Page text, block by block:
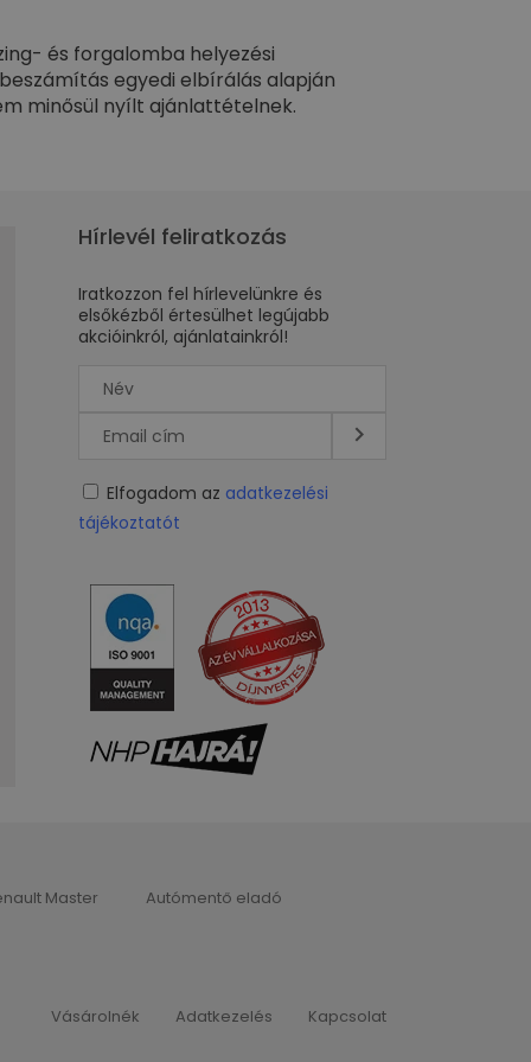
és forgalomba helyezési
egyedi elbírálás alapján
minősül nyílt ajánlattételnek.
Hírlevél feliratkozás
Iratkozzon fel hírlevelünkre és
elsőkézből értesülhet legújabb
akcióinkról, ajánlatainkról!
Elfogadom az adatkezelési
tájékoztatót
Master
Autómentő eladó
Vásárolnék Adatkezelés Kapcsolat